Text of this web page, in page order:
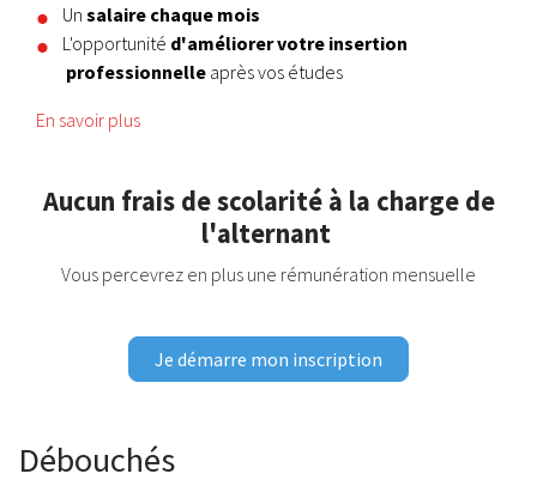
Un salaire chaque mois
L'opportunité d'améliorer votre insertion
professionnelle après vos études
En savoir plus
Aucun frais de scolarité à la charge de
l'alternant
Vous percevrez en plus une rémunération mensuelle
Je démarre mon inscription
Débouchés